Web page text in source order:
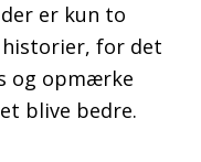
er kun to
historier, for det
og opmærke
blive bedre.